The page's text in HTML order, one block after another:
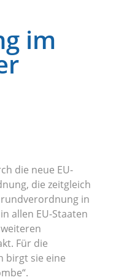
im
die neue EU-
die zeitgleich
in
allen EU-Staaten
Für die
birgt sie eine